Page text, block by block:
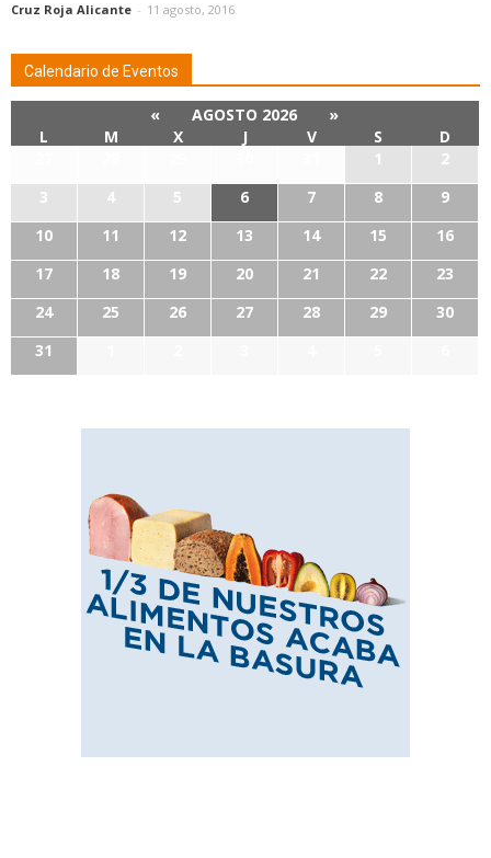
Cruz Roja Alicante - 11 agosto, 2016
Calendario de Eventos
« AGOSTO 2026
»
L
M X J V S
D
1
2
3
4 5 6 7 8
9
10
11 12 13 14 15
16
17
18 19 20 21 22
23
24
25 26 27 28 29
30
31